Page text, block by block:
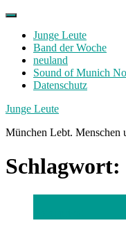
Skip
contentJunge Leute
Band der Woche
neuland
Sound of Munich
Datenschutz
Facebook
Twitter
Instagram
Junge Leute
München Lebt. Menschen
Schlagwort: